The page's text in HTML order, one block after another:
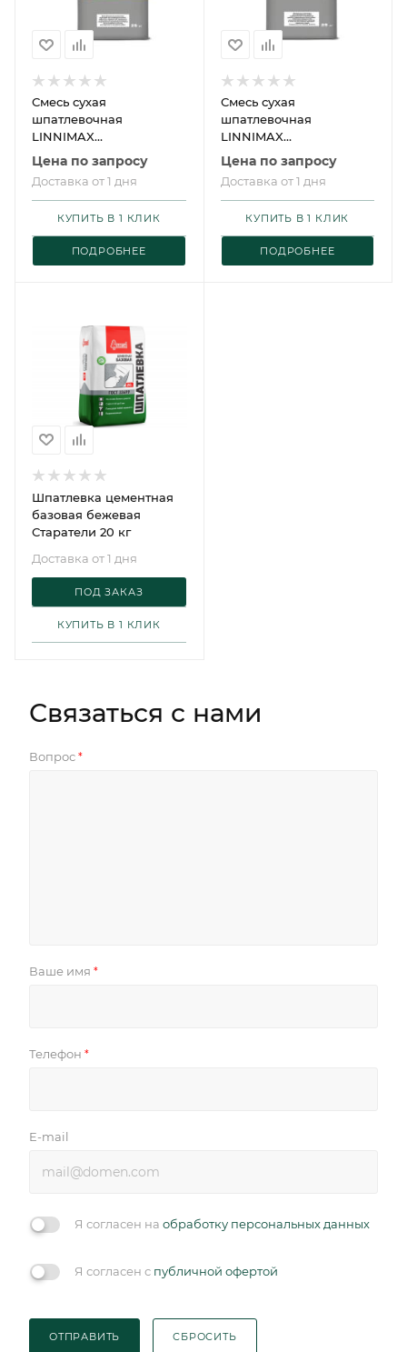
Смесь сухая
шпатлевочная
LINNIMAX
FassadenSpachtel Fein /
ЛИННИМАКС
ФассаденШпахтель
Файн
Цена по запросу
Доставка от 1 дня
ПОДРОБНЕЕ
КУПИТЬ В 1 КЛИК
Смесь сухая
шпатлевочная
LINNIMAX
FassadenSpachtel Gross
/ ЛИННИМАКС
ФассаденШпахтель
Гросс
Цена по запросу
Доставка от 1 дня
ПОДРОБНЕЕ
КУПИТЬ В 1 КЛИК
Шпатлевка цементная
базовая бежевая
Старатели 20 кг
Доставка от 1 дня
ПОД ЗАКАЗ
КУПИТЬ В 1 КЛИК
Связаться с нами
Вопрос *
Ваше имя *
Телефон *
E-mail
Я согласен на обработку персональных данных
Я согласен с публичной офертой
ОТПРАВИТЬ СБРОСИТЬ